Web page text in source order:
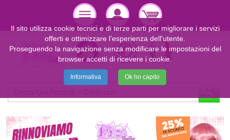
Il sito utilizza cookie tecnici e di terze parti per migliorare i servizi
offerti e ottimizzare l'esperienza dell'utente.
Proseguendo la navigazione senza modificare le impostazioni del
browser accetti di ricevere i cookie.
Informativa Ok ho capito